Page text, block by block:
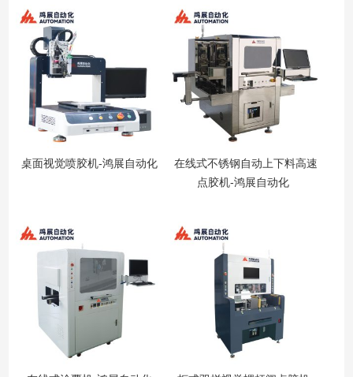
桌面视觉喷胶机-鸿展自动化
在线式不锈钢自动上下料高速
点胶机-鸿展自动化